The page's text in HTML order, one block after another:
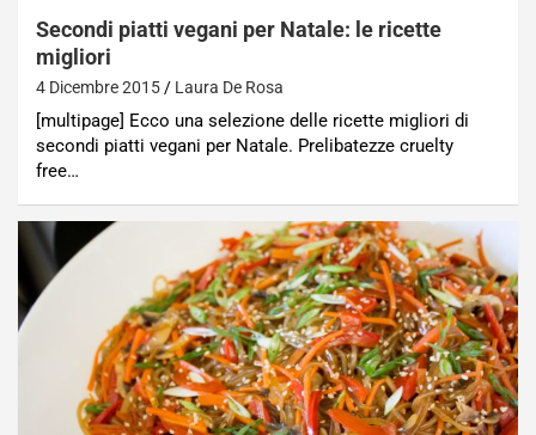
Secondi piatti vegani per Natale: le ricette
migliori
4 Dicembre 2015 Laura De Rosa
[multipage] Ecco una selezione delle ricette migliori di
secondi piatti vegani per Natale. Prelibatezze cruelty
free…